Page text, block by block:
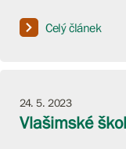
Celý článek
24. 5. 2023
Vlašimské